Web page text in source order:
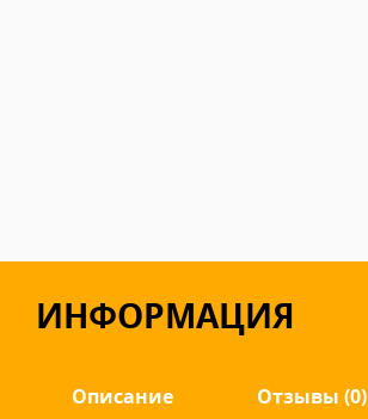
ИНФОРМАЦИЯ
Описание Отзывы (0)